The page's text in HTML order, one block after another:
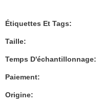
Étiquettes Et Tags:
Taille:
Temps D'échantillonnage:
Paiement:
Origine: